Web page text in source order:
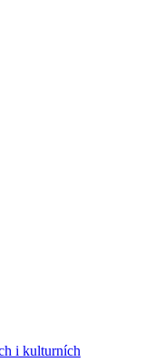
i kulturních